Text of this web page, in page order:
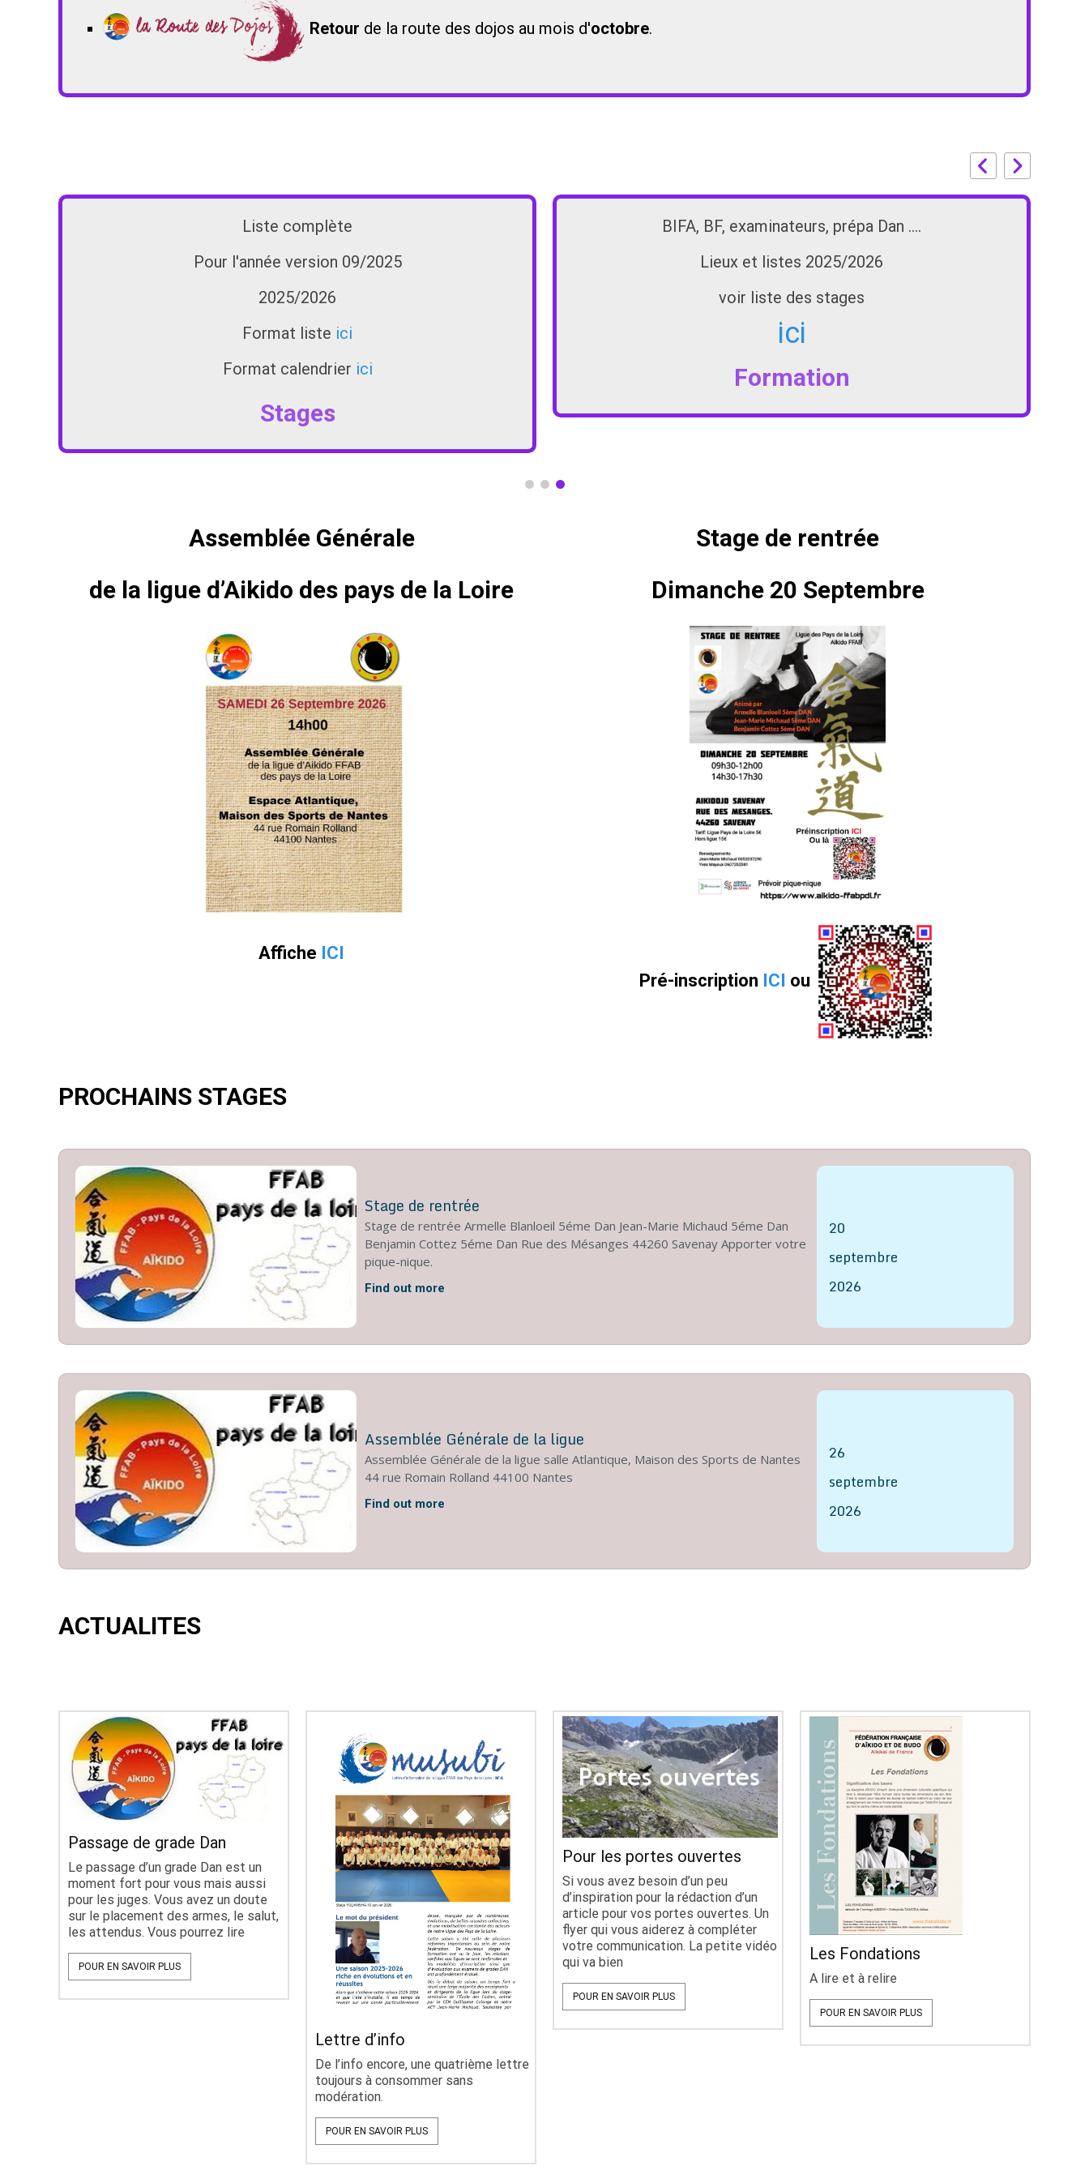
Retour de la route des dojos au mois d'octobre.
Liste complète
Pour l'année version 09/2025
2025/2026
Format liste ici
Format calendrier ici
Stages
BIFA, BF, examinateurs, prépa Dan ....
Lieux et listes 2025/2026
voir liste des stages
ici
Formation
Assemblée Générale
de la ligue d’Aikido des pays de la Loire
Affiche ICI
Stage de rentrée
Dimanche 20 Septembre
Pré-inscription ICI ou
PROCHAINS STAGES
Stage de rentrée
Stage de rentrée Armelle Blanloeil 5éme Dan Jean-Marie Michaud 5éme Dan
Benjamin Cottez 5éme Dan Rue des Mésanges 44260 Savenay Apporter votre
pique-nique.
Find out more
20
septembre
2026
Assemblée Générale de la ligue
Assemblée Générale de la ligue salle Atlantique, Maison des Sports de Nantes
44 rue Romain Rolland 44100 Nantes
Find out more
26
septembre
2026
ACTUALITES
Passage de grade Dan
Le passage d’un grade Dan est un
moment fort pour vous mais aussi
pour les juges. Vous avez un doute
sur le placement des armes, le salut,
les attendus. Vous pourrez lire
POUR EN SAVOIR PLUS
Lettre d’info
De l’info encore, une quatrième lettre
toujours à consommer sans
modération.
POUR EN SAVOIR PLUS
Pour les portes ouvertes
Si vous avez besoin d’un peu
d’inspiration pour la rédaction d’un
article pour vos portes ouvertes. Un
flyer qui vous aiderez à compléter
votre communication. La petite vidéo
qui va bien
POUR EN SAVOIR PLUS
Les Fondations
A lire et à relire
POUR EN SAVOIR PLUS